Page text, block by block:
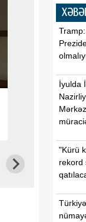
İyulda
"Kürü
rekord